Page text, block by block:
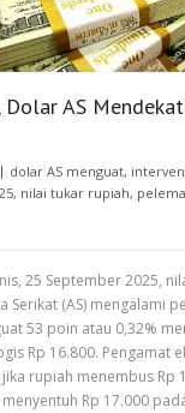
Dolar AS
dolar AS menguat,
, nilai tukar rupiah,
25 September 2025,
(AS) mengalami
53 poin atau 0,32%
Rp 16.800. Pengamat
rupiah menembus Rp
Rp 17.000